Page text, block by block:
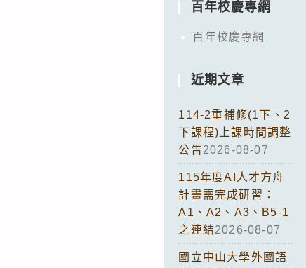
百年校慶專網
百年校慶專網
近期文章
114-2重補修(1下、2
下課程)上課時間調整
公告2026-08-07
115年度AI人才方舟
計畫需完成研習：
A1、A2、A3、B5-1
之連結2026-08-07
國立中山大學外國語